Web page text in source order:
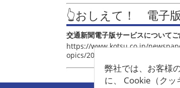
弊社では、お客様
に、 Cookie（クッ
👆おしえて！ 電子版
交通新聞電子版サービスについて
https://www.kotsu.co.jp/
opics/2021/post_4048.html